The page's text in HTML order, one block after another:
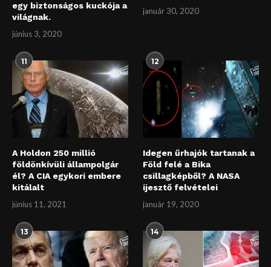
egy biztonságos kuckója a
világnak.
június 3, 2020
január 30, 2020
11
A Holdon 250 millió
földönkívüli állampolgár
él? A CIA egykori embere
kitálalt
június 11, 2021
12
Idegen űrhajók tartanak a
Föld felé a Bika
csillagképből? A NASA
ijesztő felvételei
január 19, 2020
13 14